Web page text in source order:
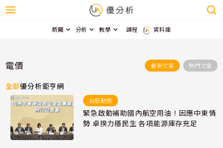
新聞 分析 教學 課程 資料庫
電價 最新文章 熱門文章
全部優分析鉅亨網
台股動態
緊急啟動補助國內航空用油！因應中東情
勢 卓揆力穩民生 各項能源庫存充足